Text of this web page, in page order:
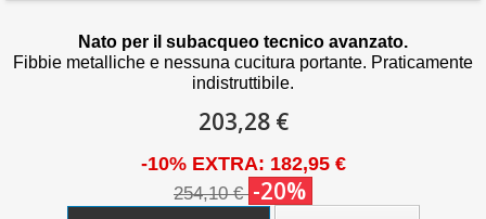
Nato per il subacqueo tecnico avanzato.
Fibbie metalliche e nessuna cucitura portante. Praticamente
indistruttibile.
203,28 €
-10% EXTRA: 182,95 €
254,10 € -20%